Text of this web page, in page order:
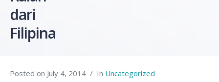
dari
Filipina
Posted on July 4, 2014 In Uncategorized